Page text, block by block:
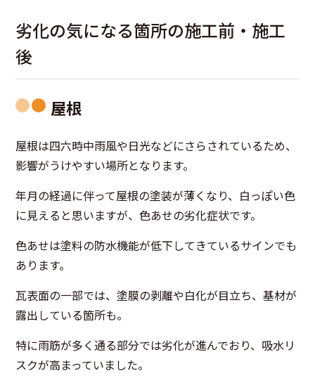
劣化の気になる箇所の施工前・施工
後
屋根
屋根は四六時中雨風や日光などにさらされているため、
影響がうけやすい場所となります。
年月の経過に伴って屋根の塗装が薄くなり、白っぽい色
に見えると思いますが、色あせの劣化症状です。
色あせは塗料の防水機能が低下してきているサインでも
あります。
瓦表面の一部では、塗膜の剥離や白化が目立ち、基材が
露出している箇所も。
特に雨筋が多く通る部分では劣化が進んでおり、吸水リ
スクが高まっていました。